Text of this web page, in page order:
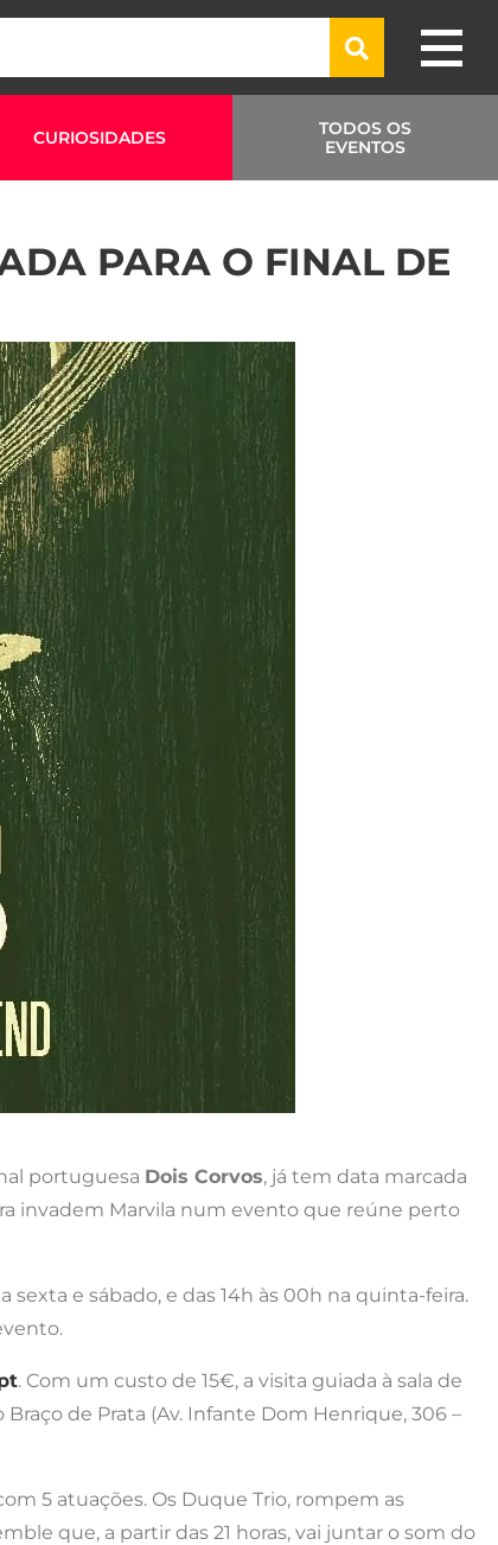
CURIOSIDADES
TODOS OS
EVENTOS
PARA O FINAL DE
portuguesa Dois Corvos, já tem data marcada
invadem Marvila num evento que reúne perto
e sábado, e das 14h às 00h na quinta-feira.
. Com um custo de 15€, a visita guiada à sala de
de Prata (Av. Infante Dom Henrique, 306 –
5 atuações. Os Duque Trio, rompem as
que, a partir das 21 horas, vai juntar o som do